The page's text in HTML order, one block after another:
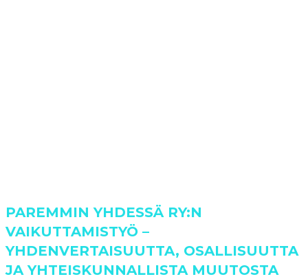
PAREMMIN YHDESSÄ RY:N
VAIKUTTAMISTYÖ –
YHDENVERTAISUUTTA, OSALLISUUTTA
JA YHTEISKUNNALLISTA MUUTOSTA